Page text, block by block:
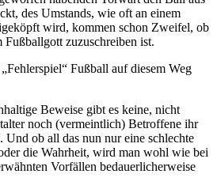
des Umstands, wie oft an einem
wird, kommen schon Zweifel, ob
Fußballgott zuzuschreiben ist.
Fußball auf diesem Weg
Beweise gibt es keine, nicht
noch (vermeintlich) Betroffene ihr
Und ob all das nun nur eine schlechte
die Wahrheit, wird man wohl wie bei
Vorfällen bedauerlicherweise